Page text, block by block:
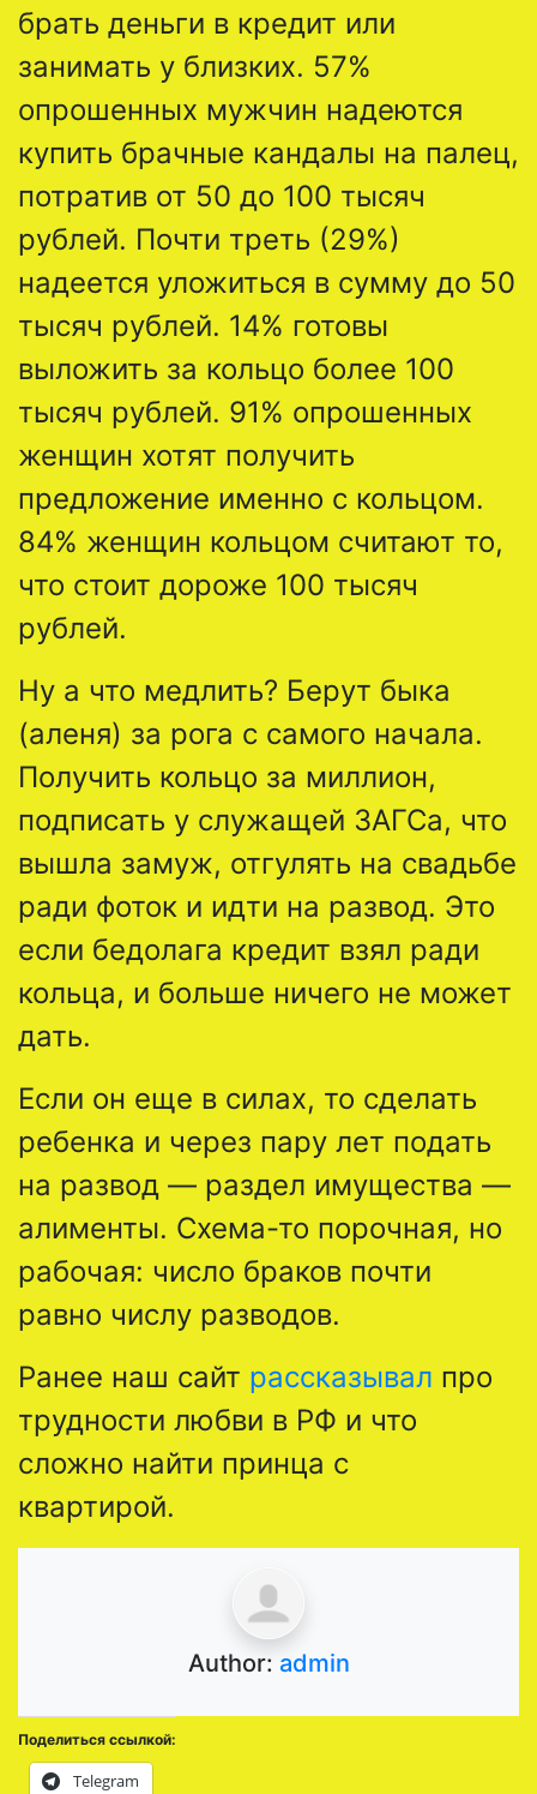
брать деньги в кредит или
занимать у близких. 57%
опрошенных мужчин надеются
купить брачные кандалы на палец,
потратив от 50 до 100 тысяч
рублей. Почти треть (29%)
надеется уложиться в сумму до 50
тысяч рублей. 14% готовы
выложить за кольцо более 100
тысяч рублей. 91% опрошенных
женщин хотят получить
предложение именно с кольцом.
84% женщин кольцом считают то,
что стоит дороже 100 тысяч
рублей.
Ну а что медлить? Берут быка
(аленя) за рога с самого начала.
Получить кольцо за миллион,
подписать у служащей ЗАГСа, что
вышла замуж, отгулять на свадьбе
ради фоток и идти на развод. Это
если бедолага кредит взял ради
кольца, и больше ничего не может
дать.
Если он еще в силах, то сделать
ребенка и через пару лет подать
на развод — раздел имущества —
алименты. Схема-то порочная, но
рабочая: число браков почти
равно числу разводов.
Ранее наш сайт рассказывал про
трудности любви в РФ и что
сложно найти принца с
квартирой.
Author: admin
Поделиться ссылкой:
Telegram